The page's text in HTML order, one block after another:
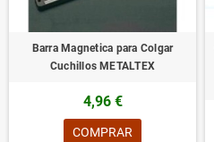
Barra Magnetica para Colgar
Cuchillos METALTEX
4,96 €
COMPRAR